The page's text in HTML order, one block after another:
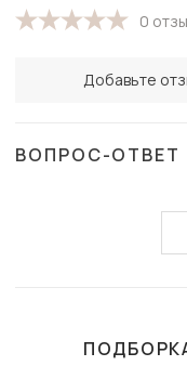
0
Добавьте
ВОПРОС-ОТВЕТ